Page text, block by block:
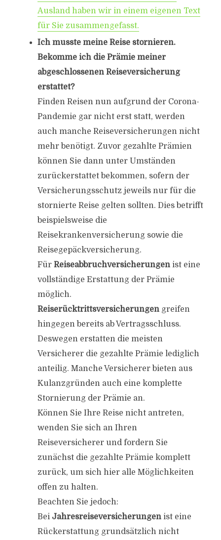
Ausland haben wir in einem eigenen Text
für Sie zusammengefasst.
Ich musste meine Reise stornieren.
Bekomme ich die Prämie meiner
abgeschlossenen Reiseversicherung
erstattet?
Finden Reisen nun aufgrund der Corona-
Pandemie gar nicht erst statt, werden
auch manche Reiseversicherungen nicht
mehr benötigt. Zuvor gezahlte Prämien
können Sie dann unter Umständen
zurückerstattet bekommen, sofern der
Versicherungsschutz jeweils nur für die
stornierte Reise gelten sollten. Dies betrifft
beispielsweise die
Reisekrankenversicherung sowie die
Reisegepäckversicherung.
Für Reiseabbruchversicherungenist eine
vollständige Erstattung der Prämie
möglich.
Reiserücktrittsversicherungengreifen
hingegen bereits ab Vertragsschluss.
Deswegen erstatten die meisten
Versicherer die gezahlte Prämie lediglich
anteilig. Manche Versicherer bieten aus
Kulanzgründen auch eine komplette
Stornierung der Prämie an.
Können Sie Ihre Reise nicht antreten,
wenden Sie sich an Ihren
Reiseversicherer und fordern Sie
zunächst die gezahlte Prämie komplett
zurück, um sich hier alle Möglichkeiten
offen zu halten.
Beachten Sie jedoch:
Bei Jahresreiseversicherungenist eine
Rückerstattung grundsätzlich nicht